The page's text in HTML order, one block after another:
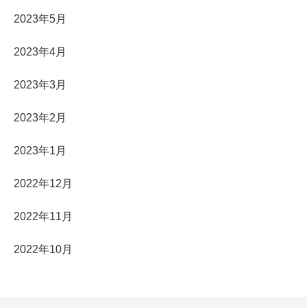
2023年5月
2023年4月
2023年3月
2023年2月
2023年1月
2022年12月
2022年11月
2022年10月